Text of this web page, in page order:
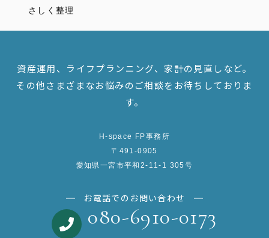
さしく整理
資産運用、ライフプランニング、家計の見直しなど。
その他さまざまなお悩みのご相談をお待ちしておりま
す。
H-space FP事務所
〒491-0905
愛知県一宮市平和2-11-1 305号
お電話でのお問い合わせ
080-6910-0173